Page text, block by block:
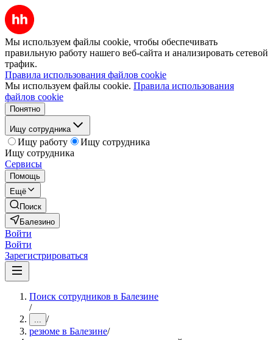
Мы используем файлы cookie, чтобы обеспечивать
правильную работу нашего веб-сайта и анализировать сетевой
трафик.
Правила использования файлов cookie
Мы используем файлы cookie. Правила использования
файлов cookie
Понятно
Ищу сотрудника
Ищу работу
Ищу сотрудника
Ищу сотрудника
Сервисы
Помощь
Ещё
Поиск
Балезино
Войти
Войти
Зарегистрироваться
Поиск сотрудников в Балезине
/
... /
резюме в Балезине/